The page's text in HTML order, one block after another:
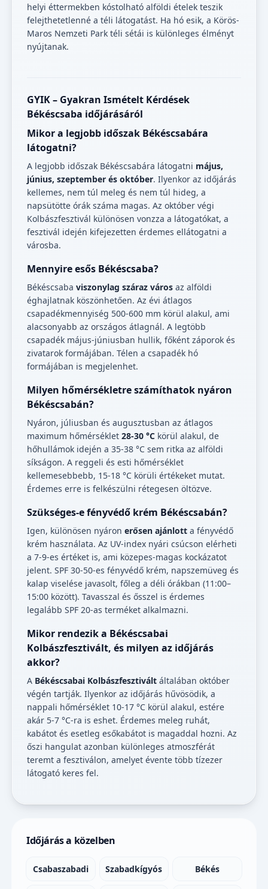
helyi éttermekben kóstolható alföldi ételek teszik
felejthetetlenné a téli látogatást. Ha hó esik, a Körös-
Maros Nemzeti Park téli sétái is különleges élményt
nyújtanak.
GYIK – Gyakran Ismételt Kérdések
Békéscsaba időjárásáról
Mikor a legjobb időszak Békéscsabára
látogatni?
A legjobb időszak Békéscsabára látogatni május,
június, szeptember és október. Ilyenkor az időjárás
kellemes, nem túl meleg és nem túl hideg, a
napsütötte órák száma magas. Az október végi
Kolbászfesztivál különösen vonzza a látogatókat, a
fesztivál idején kifejezetten érdemes ellátogatni a
városba.
Mennyire esős Békéscsaba?
Békéscsaba viszonylag száraz város az alföldi
éghajlatnak köszönhetően. Az évi átlagos
csapadékmennyiség 500-600 mm körül alakul, ami
alacsonyabb az országos átlagnál. A legtöbb
csapadék május-júniusban hullik, főként záporok és
zivatarok formájában. Télen a csapadék hó
formájában is megjelenhet.
Milyen hőmérsékletre számíthatok nyáron
Békéscsabán?
Nyáron, júliusban és augusztusban az átlagos
maximum hőmérséklet 28-30 °C körül alakul, de
hőhullámok idején a 35-38 °C sem ritka az alföldi
síkságon. A reggeli és esti hőmérséklet
kellemesebbebb, 15-18 °C körüli értékeket mutat.
Érdemes erre is felkészülni rétegesen öltözve.
Szükséges-e fényvédő krém Békéscsabán?
Igen, különösen nyáron erősen ajánlott a fényvédő
krém használata. Az UV-index nyári csúcson elérheti
a 7-9-es értéket is, ami közepes-magas kockázatot
jelent. SPF 30-50-es fényvédő krém, napszemüveg és
kalap viselése javasolt, főleg a déli órákban (11:00–
15:00 között). Tavasszal és ősszel is érdemes
legalább SPF 20-as terméket alkalmazni.
Mikor rendezik a Békéscsabai
Kolbászfesztivált, és milyen az időjárás
akkor?
A Békéscsabai Kolbászfesztivált általában október
végén tartják. Ilyenkor az időjárás hűvösödik, a
nappali hőmérséklet 10-17 °C körül alakul, estére
akár 5-7 °C-ra is eshet. Érdemes meleg ruhát,
kabátot és esetleg esőkabátot is magaddal hozni. Az
őszi hangulat azonban különleges atmoszférát
teremt a fesztiválon, amelyet évente több tízezer
látogató keres fel.
Időjárás a közelben
Csabaszabadi Szabadkígyós Békés